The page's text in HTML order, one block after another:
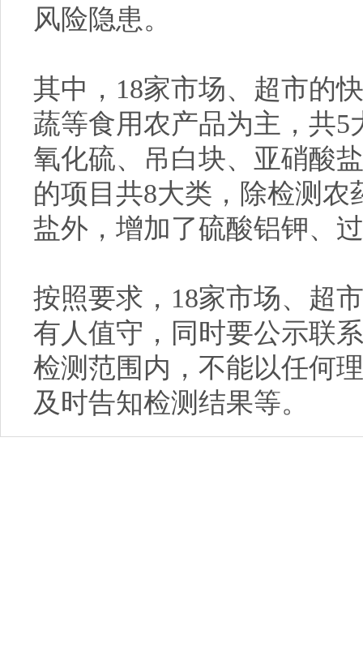
风险隐患。
其中，18家市场、超市的
蔬等食用农产品为主，共
氧化硫、吊白块、亚硝酸
的项目共8大类，除检测
盐外，增加了硫酸铝钾、
按照要求，18家市场、超
有人值守，同时要公示联
检测范围内，不能以任何
及时告知检测结果等。